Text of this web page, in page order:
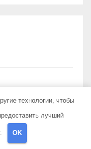
технологии, чтобы
лучший
OK